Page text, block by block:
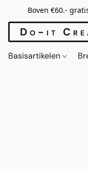
Boven €60.-
Do-it
Basisartikelen